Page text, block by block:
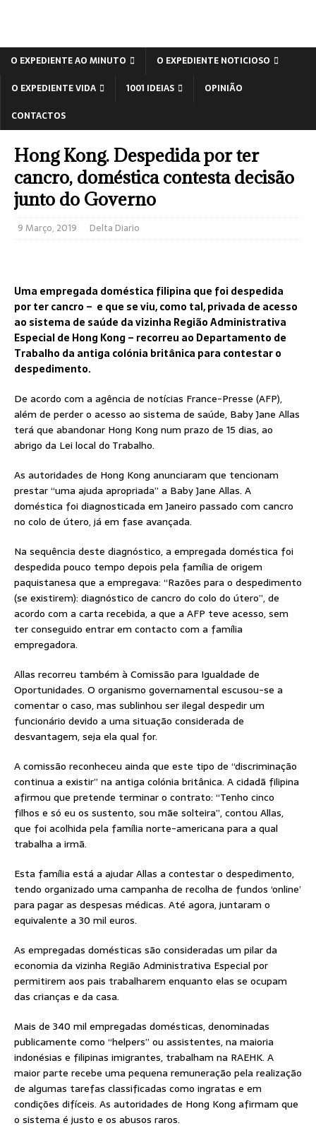
O EXPEDIENTE AO MINUTO
O EXPEDIENTE NOTICIOSO
O EXPEDIENTE VIDA
1001 IDEIAS
OPINIÃO
CONTACTOS
Hong Kong. Despedida por ter
cancro, doméstica contesta decisão
junto do Governo
9 Março, 2019 Delta Diario
Uma empregada doméstica filipina que foi despedida
por ter cancro – e que se viu, como tal, privada de acesso
ao sistema de saúde da vizinha Região Administrativa
Especial de Hong Kong – recorreu ao Departamento de
Trabalho da antiga colónia britânica para contestar o
despedimento.
De acordo com a agência de notícias France-Presse (AFP),
além de perder o acesso ao sistema de saúde, Baby Jane Allas
terá que abandonar Hong Kong num prazo de 15 dias, ao
abrigo da Lei local do Trabalho.
As autoridades de Hong Kong anunciaram que tencionam
prestar “uma ajuda apropriada” a Baby Jane Allas. A
doméstica foi diagnosticada em Janeiro passado com cancro
no colo de útero, já em fase avançada.
Na sequência deste diagnóstico, a empregada doméstica foi
despedida pouco tempo depois pela família de origem
paquistanesa que a empregava: “Razões para o despedimento
(se existirem): diagnóstico de cancro do colo do útero”, de
acordo com a carta recebida, a que a AFP teve acesso, sem
ter conseguido entrar em contacto com a família
empregadora.
Allas recorreu também à Comissão para Igualdade de
Oportunidades. O organismo governamental escusou-se a
comentar o caso, mas sublinhou ser ilegal despedir um
funcionário devido a uma situação considerada de
desvantagem, seja ela qual for.
A comissão reconheceu ainda que este tipo de “discriminação
continua a existir” na antiga colónia britânica. A cidadã filipina
afirmou que pretende terminar o contrato: “Tenho cinco
filhos e só eu os sustento, sou mãe solteira”, contou Allas,
que foi acolhida pela família norte-americana para a qual
trabalha a irmã.
Esta família está a ajudar Allas a contestar o despedimento,
tendo organizado uma campanha de recolha de fundos ‘online’
para pagar as despesas médicas. Até agora, juntaram o
equivalente a 30 mil euros.
As empregadas domésticas são consideradas um pilar da
economia da vizinha Região Administrativa Especial por
permitirem aos pais trabalharem enquanto elas se ocupam
das crianças e da casa.
Mais de 340 mil empregadas domésticas, denominadas
publicamente como “helpers” ou assistentes, na maioria
indonésias e filipinas imigrantes, trabalham na RAEHK. A
maior parte recebe uma pequena remuneração pela realização
de algumas tarefas classificadas como ingratas e em
condições difíceis. As autoridades de Hong Kong afirmam que
o sistema é justo e os abusos raros.